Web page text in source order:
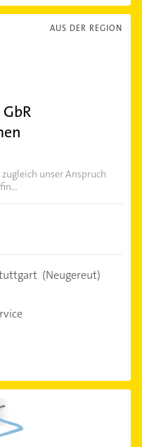
AUS DER REGION
unser Anspruch
(Neugereut)